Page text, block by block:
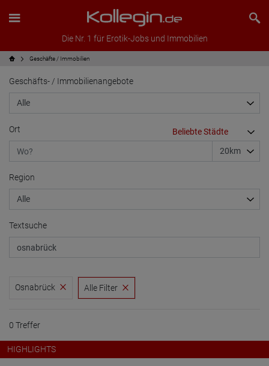
Die Nr. 1 für Erotik-Jobs und Immobilien
Geschäfte / Immobilien
Geschäfts- / Immobilienangebote
Ort
Region
Textsuche
Osnabrück Alle Filter
0 Treffer
HIGHLIGHTS